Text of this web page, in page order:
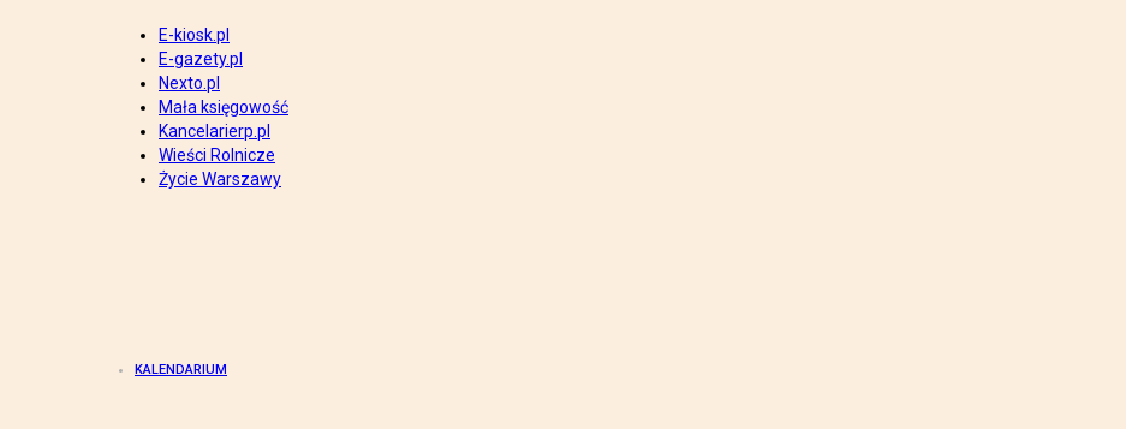
E-kiosk.pl
E-gazety.pl
Nexto.pl
Mała księgowość
Kancelarierp.pl
Wieści Rolnicze
Życie Warszawy
KALENDARIUM